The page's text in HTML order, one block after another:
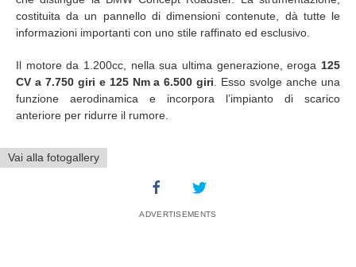
costituita da un pannello di dimensioni contenute, dà tutte le
informazioni importanti con uno stile raffinato ed esclusivo.
Il motore da 1.200cc, nella sua ultima generazione, eroga 125
CV a 7.750 giri e 125 Nm a 6.500 giri . Esso svolge anche una
funzione aerodinamica e incorpora l’impianto di scarico
anteriore per ridurre il rumore.
Vai alla fotogallery